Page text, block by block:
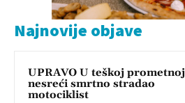
Najnovije objave
UPRAVO U teškoj prometnoj
nesreći smrtno stradao
motociklist